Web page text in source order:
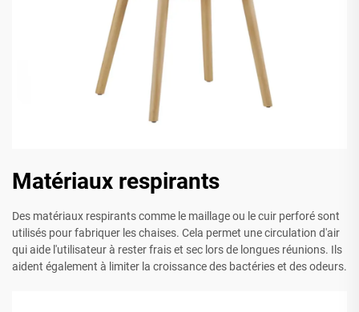
Matériaux respirants
Des matériaux respirants comme le maillage ou le cuir perforé sont
utilisés pour fabriquer les chaises. Cela permet une circulation d'air
qui aide l'utilisateur à rester frais et sec lors de longues réunions. Ils
aident également à limiter la croissance des bactéries et des odeurs.